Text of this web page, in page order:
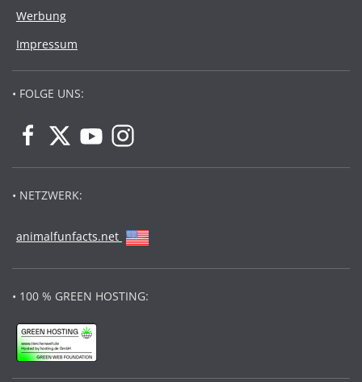
Werbung
Impressum
• FOLGE UNS:
• NETZWERK:
animalfunfacts.net
• 100 % GREEN HOSTING: